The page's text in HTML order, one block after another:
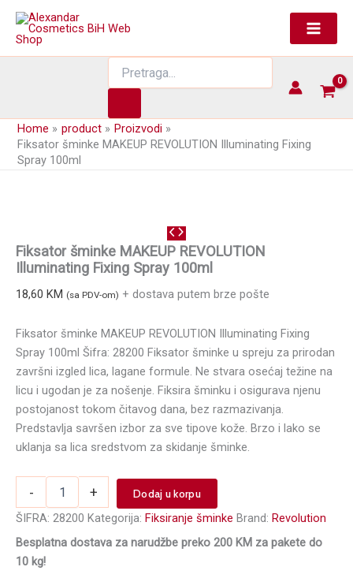
Skip
content
search
Home product
Proizvodi
Fiksator šminke MAKEUP REVOLUTION Illuminating Fixing
Spray 100ml
Fiksator šminke MAKEUP REVOLUTION
Illuminating Fixing Spray 100ml
18,60 KM (sa PDV-om) + dostava putem brze pošte
Fiksator šminke MAKEUP REVOLUTION Illuminating Fixing
Spray 100ml Šifra: 28200 Fiksator šminke u spreju za prirodan
završni izgled lica, lagane formule. Ne stvara osećaj težine na
licu i ugodan je za nošenje. Fiksira šminku i osigurava njenu
postojanost tokom čitavog dana, bez razmazivanja.
Predstavlja savršen izbor za sve tipove kože. Brzo i lako se
uklanja sa lica sredstvom za skidanje šminke.
-
MAKEUP
Illuminating
Fixing
+
Dodaj u korpu
ŠIFRA: 28200 Kategorija: Fiksiranje šminke Brand: Revolution
Besplatna dostava za narudžbe preko 200 KM za pakete do
10 kg!